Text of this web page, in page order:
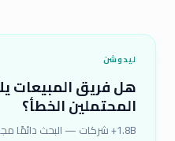
ليدوشن
هل فريق المبيعات
المحتملين الخطأ؟
1.8B+ شركات — البحث دائمًا مجاني